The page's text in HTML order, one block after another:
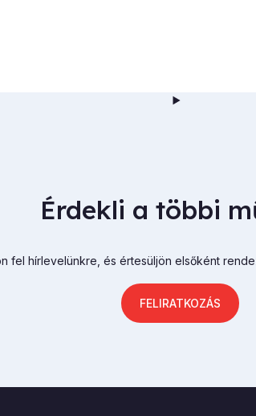
Érdekli a többi
fel hírlevelünkre, és értesüljön elsőként
FELIRATKOZÁS